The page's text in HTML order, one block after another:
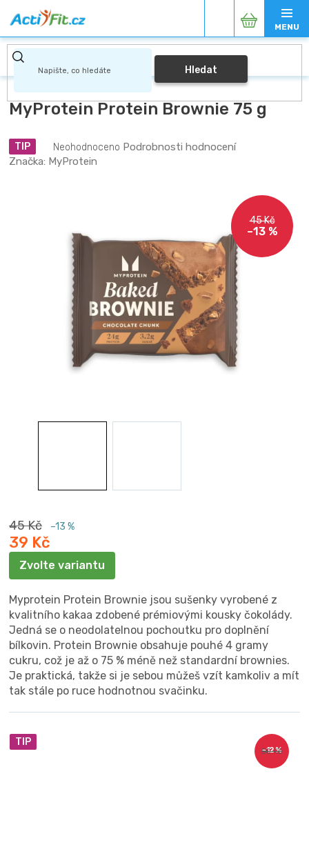
na
obsah
Hledat
Nákupní
košík
MyProtein Protein Brownie 75 g
TIP
Průměrné
hodnocení
hvězdiček.
Neohodnoceno Podrobnosti hodnocení
Značka: MyProtein
45 Kč
–13 %
45 Kč –13 %
39 Kč
Měrná
cena:
Zvolte variantu
Myprotein Protein Brownie jsou sušenky vyrobené z
kvalitního kakaa zdobené prémiovými kousky čokolády.
Jedná se o neodolatelnou pochoutku pro doplnění
bílkovin. Protein Brownie obsahuje pouhé 4 gramy
cukru, což je až o 75 % méně než standardní brownies.
Je praktická, takže si je sebou můžeš vzít kamkoliv a mít
tak stále po ruce hodnotnou svačinku.
TIP
50 Kč
–12 %